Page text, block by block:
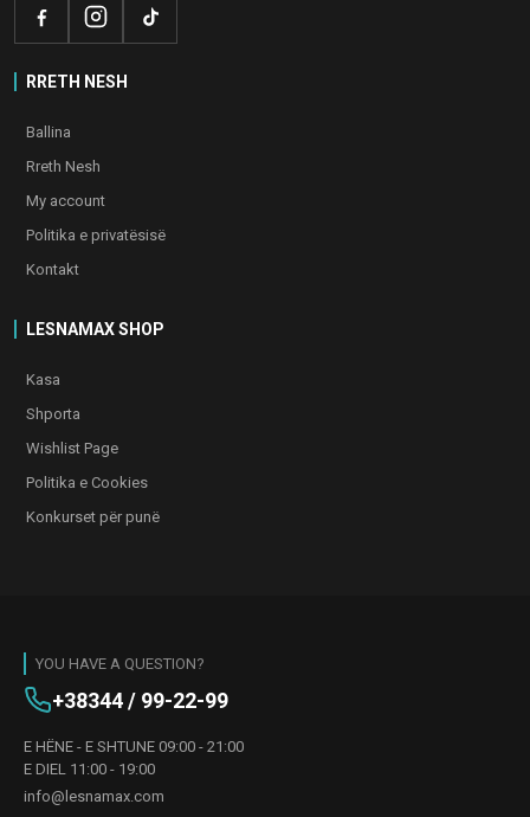
RRETH NESH
Ballina
Rreth Nesh
My account
Politika e privatësisë
Kontakt
LESNAMAX SHOP
Kasa
Shporta
Wishlist Page
Politika e Cookies
Konkurset për punë
YOU HAVE A QUESTION?
+38344 / 99-22-99
E HËNE - E SHTUNE 09:00 - 21:00
E DIEL 11:00 - 19:00
info@lesnamax.com